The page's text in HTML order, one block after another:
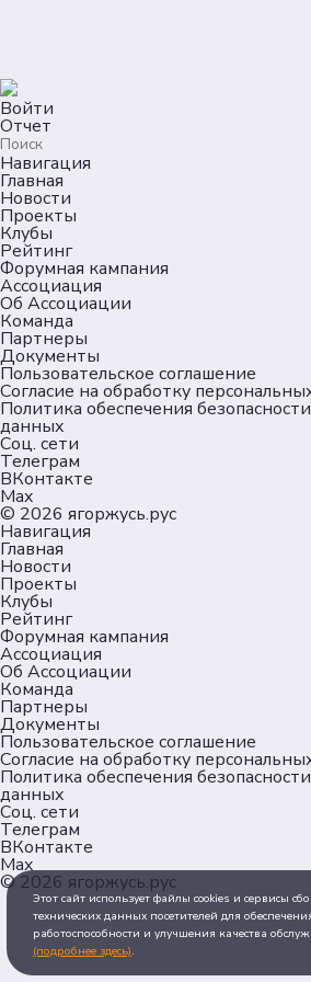
Войти
Отчет
Навигация
Главная
Новости
Проекты
Клубы
Рейтинг
Форумная кампания
Ассоциация
Об Ассоциации
Команда
Партнеры
Документы
Пользовательское соглашение
Согласие на обработку
Политика обеспечения
данных
Соц. сети
Телеграм
ВКонтакте
Max
© 2026 ягоржусь.рус
Навигация
Главная
Новости
Проекты
Клубы
Рейтинг
Форумная кампания
Ассоциация
Об Ассоциации
Команда
Партнеры
Документы
Пользовательское соглашение
Согласие на обработку
Политика обеспечения
данных
Соц. сети
Телеграм
ВКонтакте
Max
© 2026 ягоржусь.рус
Этот сайт использует файлы cookies и сервисы
технических данных посетителей для
работоспособности и улучшения качества
(подробнее здесь).